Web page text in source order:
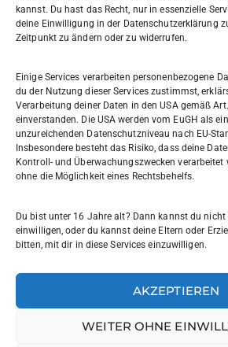
kannst. Du hast das Recht, nur in essenzielle
deine Einwilligung in der Datenschutzerklärung
Zeitpunkt zu ändern oder zu widerrufen.
Einige Services verarbeiten personenbezogene
du der Nutzung dieser Services zustimmst,
Verarbeitung deiner Daten in den USA gemäß
einverstanden. Die USA werden vom EuGH als
unzureichenden Datenschutzniveau nach EU-
Insbesondere besteht das Risiko, dass deine
Kontroll- und Überwachungszwecken verarbeitet
ohne die Möglichkeit eines Rechtsbehelfs.
Du bist unter 16 Jahre alt? Dann kannst du
einwilligen, oder du kannst deine Eltern oder
bitten, mit dir in diese Services einzuwilligen.
AKZEPTIEREN
WEITER OHNE
Ostpreußendamm 166
12207 Berlin
030 7729004
030772057999
Schul- und Rechtsträger: Land
Sekretariat:
Verantwortlicher Website:
leinenbach@willi-graf-os.de